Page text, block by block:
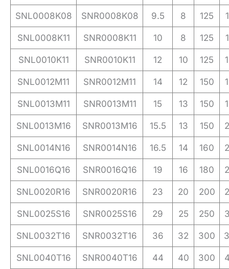
SNL0008K08 SNR0008K08 9.5 8 125
SNL0008K11 SNR0008K11 10 8 125
SNL0010K11 SNR0010K11 12 10 125
SNL0012M11 SNR0012M11 14 12 150
SNL0013M11 SNR0013M11 15 13 150
SNL0013M16 SNR0013M16 15.5 13 150
SNL0014N16 SNR0014N16 16.5 14 160
SNL0016Q16 SNR0016Q16 19 16 180
SNL0020R16 SNR0020R16 23 20 200
SNL0025S16 SNR0025S16 29 25 250
SNL0032T16 SNR0032T16 36 32 300
SNL0040T16 SNR0040T16 44 40 300